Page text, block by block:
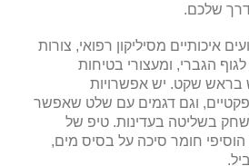
שלכם.
איכותיים מסיליקון רפואי, צורות
הגברי, ומעצורי בטיחות
שקט. יש אפשרויות
וגם דגמים עם שלט שאפשר
בשליטה בעדינות. טיפ של
חומר סיכה על בסיס מים,